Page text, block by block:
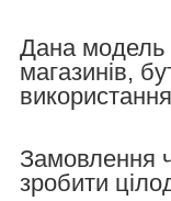
Дана модель
магазинів,
Замовлення
зробити